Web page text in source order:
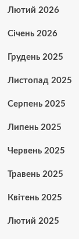
Лютий 2026
Січень 2026
Грудень 2025
Листопад 2025
Серпень 2025
Липень 2025
Червень 2025
Травень 2025
Квітень 2025
Лютий 2025